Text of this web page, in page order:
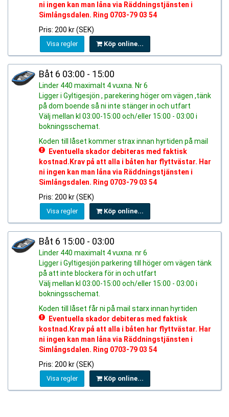
ni ingen kan man låna via Räddningstjänsten i
Simlångsdalen. Ring 0703-79 03 54
Pris: 200 kr (SEK)
Visa regler Köp online...
Båt 6 03:00 - 15:00
Linder 440 maximalt 4 vuxna. Nr 6
Ligger i Gyltigesjön , parekering höger om vägen ,tänk
på dom boende så ni inte stänger in och utfart
Välj mellan kl 03:00-15:00 och/eller 15:00 - 03:00 i
bokningsschemat.
Koden till låset kommer strax innan hyrtiden på mail
Eventuella skador debiteras med faktisk
kostnad.Krav på att alla i båten har flyttvästar. Har
ni ingen kan man låna via Räddningstjänsten i
Simlångsdalen. Ring 0703-79 03 54
Pris: 200 kr (SEK)
Visa regler Köp online...
Båt 6 15:00 - 03:00
Linder 440 maximalt 4 vuxna. nr 6
Ligger i Gyltigesjön parkering till höger om vägen tänk
på att inte blockera för in och utfart
Välj mellan kl 03:00-15:00 och/eller 15:00 - 03:00 i
bokningsschemat.
Koden till låset får ni på mail starx innan hyrtiden
Eventuella skador debiteras med faktisk
kostnad.Krav på att alla i båten har flyttvästar. Har
ni ingen kan man låna via Räddningstjänsten i
Simlångsdalen. Ring 0703-79 03 54
Pris: 200 kr (SEK)
Visa regler Köp online...